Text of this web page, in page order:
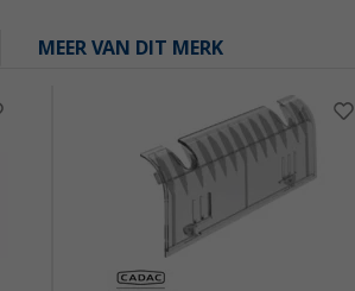
MEER VAN DIT MERK